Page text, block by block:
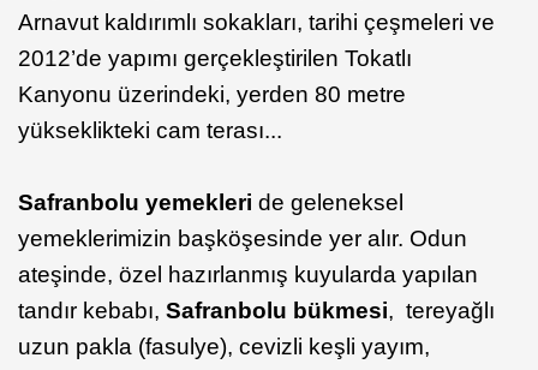
Arnavut kaldırımlı sokakları, tarihi çeşmeleri ve
2012’de yapımı gerçekleştirilen Tokatlı
Kanyonu üzerindeki, yerden 80 metre
yükseklikteki cam terası...
Safranbolu yemekleri de geleneksel
yemeklerimizin başköşesinde yer alır. Odun
ateşinde, özel hazırlanmış kuyularda yapılan
tandır kebabı, Safranbolu bükmesi, tereyağlı
uzun pakla (fasulye), cevizli keşli yayım,